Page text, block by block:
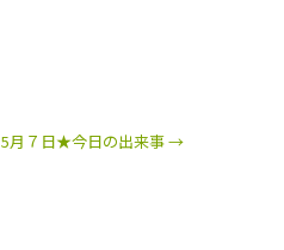
5月７日★今日の出来事→